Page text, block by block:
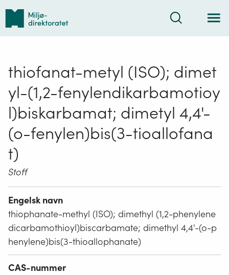
Tilbake
forsiden
Søk
thiofanat-metyl (ISO); dimet
yl-(1,2-fenylendikarbamotioy
l)biskarbamat; dimetyl 4,4'-
(o-fenylen)bis(3-tioallofana
t)
Stoff
Engelsk navn
thiophanate-methyl (ISO); dimethyl (1,2-phenylene
dicarbamothioyl)biscarbamate; dimethyl 4,4'-(o-p
henylene)bis(3-thioallophanate)
CAS-nummer